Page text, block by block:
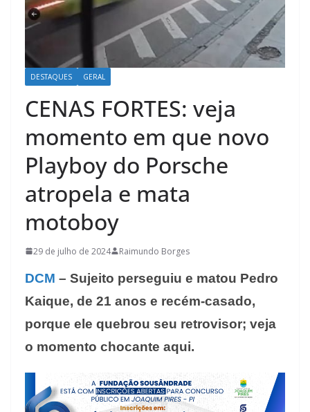
DESTAQUES GERAL
CENAS FORTES: veja
momento em que novo
Playboy do Porsche
atropela e mata
motoboy
29 de julho de 2024 Raimundo Borges
DCM – Sujeito perseguiu e matou Pedro
Kaique, de 21 anos e recém-casado,
porque ele quebrou seu retrovisor; veja
o momento chocante aqui.